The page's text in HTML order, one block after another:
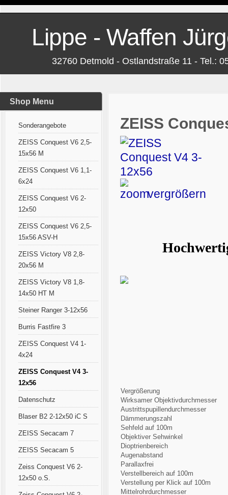
Lippe - Waffen
32760 Detmold - Ostlandstraße 11 - Tel.:
Shop Menu
Sonderangebote
ZEISS Conquest V6 2,5-
15x56 M
ZEISS Conquest V6 1,1-
6x24
ZEISS Conquest V6 2-
12x50
ZEISS Conquest V6 2,5-
15x56 ASV-H
ZEISS Victory V8 2,8-
20x56 M
ZEISS Victory V8 1,8-
14x50 HT M
Steiner Ranger 3-12x56
Burris Fastfire 3
ZEISS Conquest V4 1-
4x24
ZEISS Conquest V4 3-
12x56
Datenschutz
Blaser B2 2-12x50 iC S
ZEISS Secacam 7
ZEISS Secacam 5
Zeiss Conquest V6 2-
12x50 o.S.
ZEISS
vergrößern
Vergrößerung
Wirksamer Objektivdurchmesser
Austrittspupillendurchmesser
Dämmerungszahl
Sehfeld auf 100m
Objektiver Sehwinkel
Dioptrienbereich
Augenabstand
Parallaxfrei
Verstellbereich auf 100m
Verstellung per Klick auf 100m
Mittelrohrdurchmesser